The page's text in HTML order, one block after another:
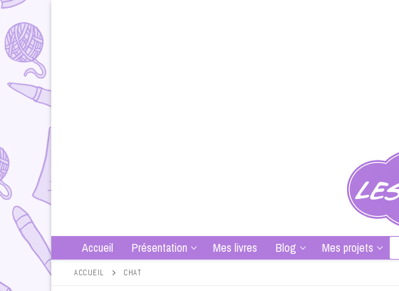
Accueil Présentation Mes livres Blog Mes projets
ACCUEIL CHAT